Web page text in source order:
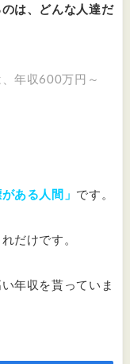
は、どんな人達だ
年収600万円～
がある人間」 です。
だけです。
年収を貰っていま